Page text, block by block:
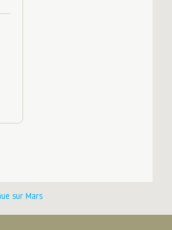
sur Mars